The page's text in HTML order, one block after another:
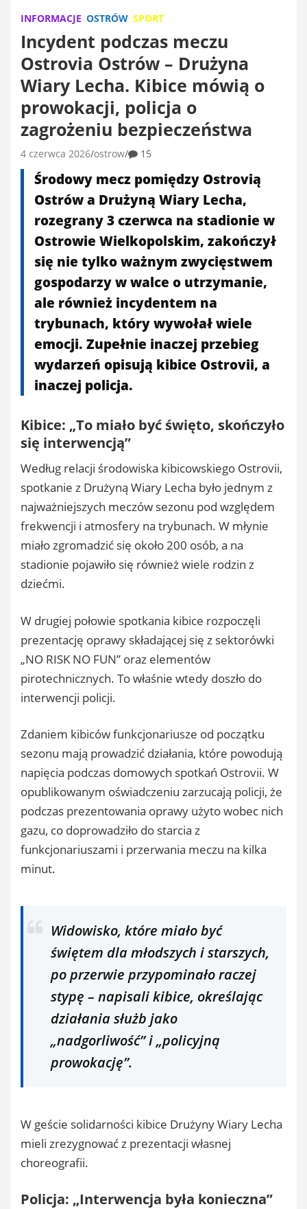
INFORMACJE OSTRÓW SPORT
Incydent podczas meczu
Ostrovia Ostrów – Drużyna
Wiary Lecha. Kibice mówią o
prowokacji, policja o
zagrożeniu bezpieczeństwa
4 czerwca 2026 ostrow 15
Środowy mecz pomiędzy Ostrovią
Ostrów a Drużyną Wiary Lecha,
rozegrany 3 czerwca na stadionie w
Ostrowie Wielkopolskim, zakończył
się nie tylko ważnym zwycięstwem
gospodarzy w walce o utrzymanie,
ale również incydentem na
trybunach, który wywołał wiele
emocji. Zupełnie inaczej przebieg
wydarzeń opisują kibice Ostrovii, a
inaczej policja.
Kibice: „To miało być święto, skończyło
się interwencją”
Według relacji środowiska kibicowskiego Ostrovii,
spotkanie z Drużyną Wiary Lecha było jednym z
najważniejszych meczów sezonu pod względem
frekwencji i atmosfery na trybunach. W młynie
miało zgromadzić się około 200 osób, a na
stadionie pojawiło się również wiele rodzin z
dziećmi.
W drugiej połowie spotkania kibice rozpoczęli
prezentację oprawy składającej się z sektorówki
„NO RISK NO FUN” oraz elementów
pirotechnicznych. To właśnie wtedy doszło do
interwencji policji.
Zdaniem kibiców funkcjonariusze od początku
sezonu mają prowadzić działania, które powodują
napięcia podczas domowych spotkań Ostrovii. W
opublikowanym oświadczeniu zarzucają policji, że
podczas prezentowania oprawy użyto wobec nich
gazu, co doprowadziło do starcia z
funkcjonariuszami i przerwania meczu na kilka
minut.
Widowisko, które miało być
świętem dla młodszych i starszych,
po przerwie przypominało raczej
stypę – napisali kibice, określając
działania służb jako
„nadgorliwość” i „policyjną
prowokację”.
W geście solidarności kibice Drużyny Wiary Lecha
mieli zrezygnować z prezentacji własnej
choreografii.
Policja: „Interwencja była konieczna”